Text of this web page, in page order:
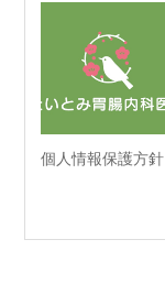
個人情報保護方針